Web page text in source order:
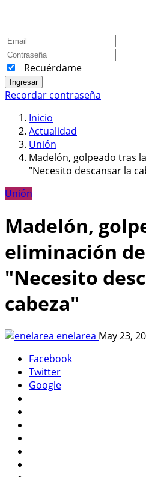
Recuérdame
Ingresar
Recordar contraseña
Inicio
Actualidad
Unión
Madelón, golpeado tras
"Necesito descansar la
Unión
Madelón,
eliminación
"Necesito
cabeza"
enelarea May 23,
Facebook
Twitter
Google